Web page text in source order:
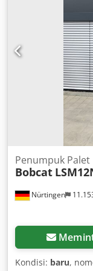
Nürtingen
Penumpuk Palet
Bobcat
Kondisi: baru,